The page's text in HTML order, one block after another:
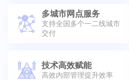
多城市网点服务
支持全国多个一二线城市
交付
技术高效赋能
高效内部管理提升效率